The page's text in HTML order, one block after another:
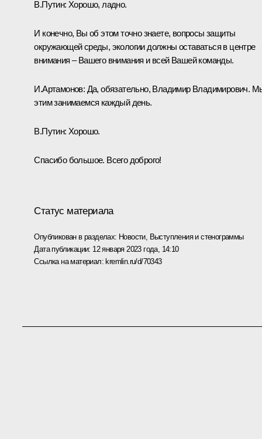
В.Путин: Хорошо, ладно.
И конечно, Вы об этом точно знаете, вопросы защиты
окружающей среды, экологии должны оставаться в центре
внимания – Вашего внимания и всей Вашей команды.
И.Артамонов: Да, обязательно, Владимир Владимирович.
этим занимаемся каждый день.
В.Путин: Хорошо.
Спасибо большое. Всего доброго!
Статус материала
Опубликован в разделах: Новости, Выступления и стенограммы
Дата публикации: 12 января 2023 года, 14:10
Ссылка на материал: kremlin.ru/d/70343